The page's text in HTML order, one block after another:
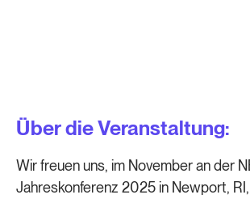
Über die Veranstaltung:
Wir freuen uns, im November an der
Jahreskonferenz 2025 in Newport,